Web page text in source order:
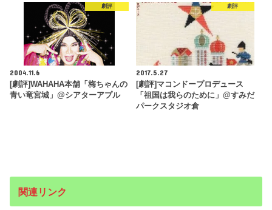
劇評
2004.11.6
[劇評]WAHAHA本舗「梅ちゃんの
青い竜宮城」@シアターアプル
劇評
2017.5.27
[劇評]マコンドープロデュース
「祖国は我らのために」@すみだ
パークスタジオ倉
関連リンク